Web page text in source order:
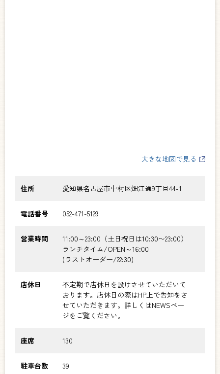
大きな地図で見る
住所 愛知県名古屋市中村区畑江通9丁目44-1
電話番号 052-471-5129
営業時間
11:00～23:00（土日祝日は10:30〜23:00）
ランチタイム/OPEN～16:00
(ラストオーダー/22:30)
店休日
不定期で店休日を設けさせていただいて
おります。店休日の際はHP上で告知をさ
せていただきます。詳しくはNEWSペー
ジをご覧ください。
座席 130
駐車台数 39